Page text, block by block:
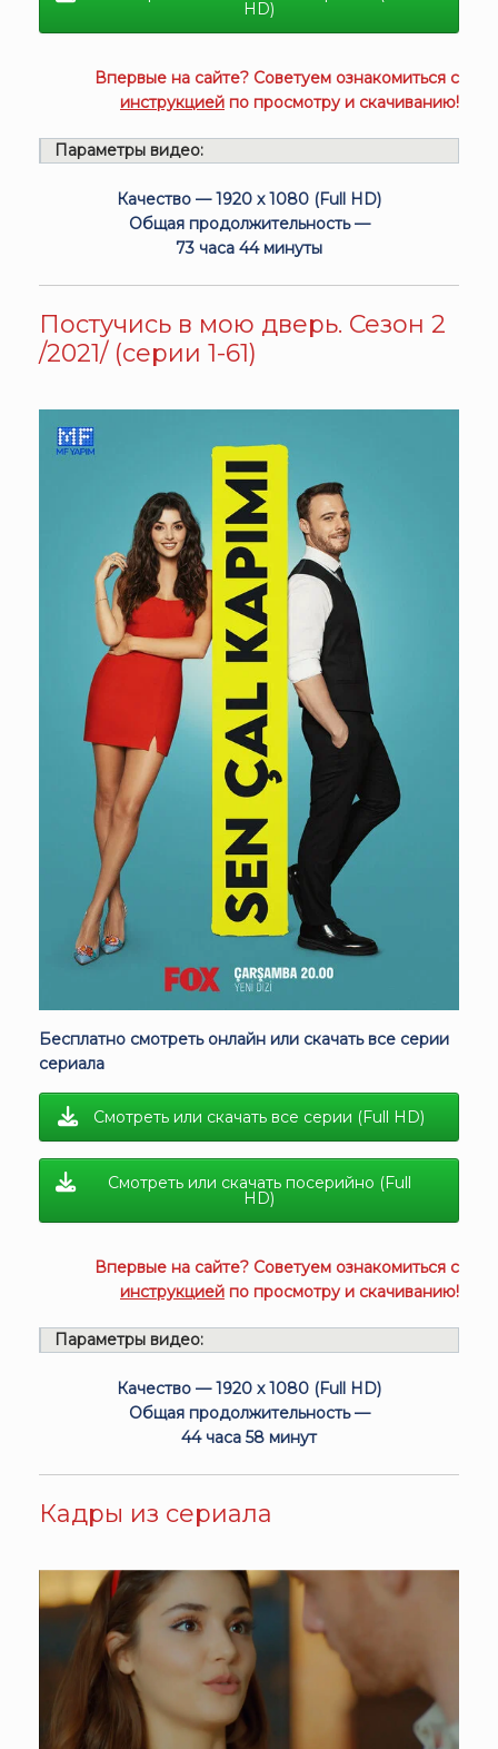
HD)
Впервые на сайте? Советуем ознакомиться с
инструкцией по просмотру и скачиванию!
Параметры видео:
Качество — 1920 x 1080 (Full HD)
Общая продолжительность —
73 часа 44 минуты
Постучись в мою дверь. Сезон 2
/2021/ (серии 1-61)
Бесплатно смотреть онлайн или скачать все серии
сериала
Смотреть или скачать все серии (Full HD)
Смотреть или скачать посерийно (Full
HD)
Впервые на сайте? Советуем ознакомиться с
инструкцией по просмотру и скачиванию!
Параметры видео:
Качество — 1920 x 1080 (Full HD)
Общая продолжительность —
44 часа 58 минут
Кадры из сериала